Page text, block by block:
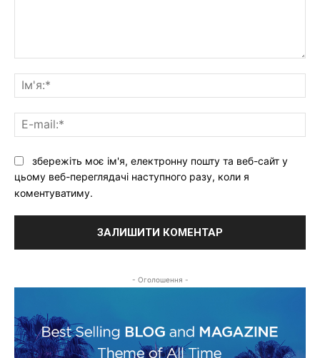
коментар:
збережіть моє ім'я, електронну пошту та веб-сайт у
цьому веб-переглядачі наступного разу, коли я
коментуватиму.
- Оголошення -